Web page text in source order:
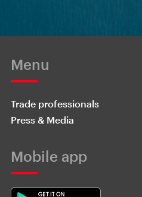
Menu
Trade professionals
Press & Media
Mobile app